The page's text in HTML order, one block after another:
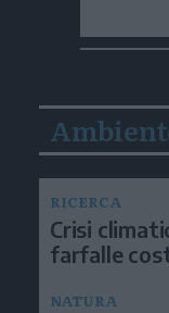
RICERCA
Crisi
farfalle
NATURA